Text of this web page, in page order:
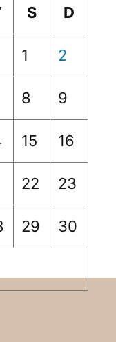
S D
1 2
8 9
15 16
22 23
29 30